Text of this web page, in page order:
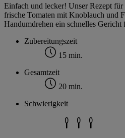
Einfach und lecker! Unser Rezept
frische Tomaten mit Knoblauch und
Handumdrehen ein schnelles Gericht
Zubereitungszeit
15 min.
Gesamtzeit
20 min.
Schwierigkeit